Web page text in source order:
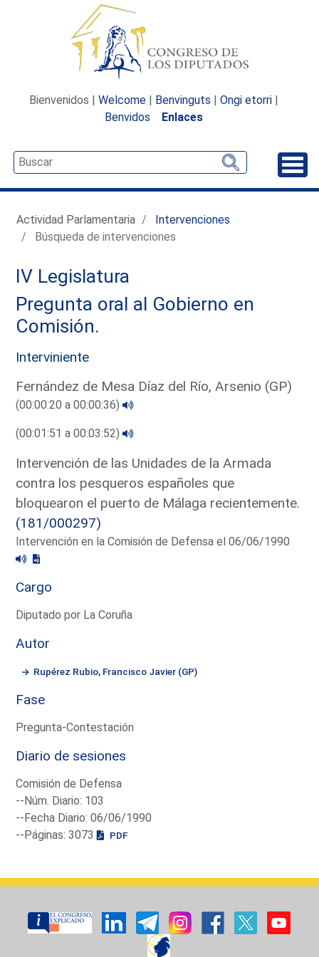
Bienvenidos | Welcome | Benvinguts | Ongi etorri |
Benvidos
Enlaces
Actividad Parlamentaria
Intervenciones
Búsqueda de intervenciones
IV Legislatura
Pregunta oral al Gobierno en
Comisión.
Interviniente
Fernández de Mesa Díaz del Río, Arsenio (GP)
(00:00:20 a 00:00:36)
(00:01:51 a 00:03:52)
Intervención de las Unidades de la Armada
contra los pesqueros españoles que
bloquearon el puerto de Málaga recientemente.
(181/000297)
Intervención en la Comisión de Defensa el 06/06/1990
Cargo
Diputado por La Coruña
Autor
Rupérez Rubio, Francisco Javier (GP)
Fase
Pregunta-Contestación
Diario de sesiones
Comisión de Defensa
--Núm. Diario: 103
--Fecha Diario: 06/06/1990
--Páginas: 3073
PDF